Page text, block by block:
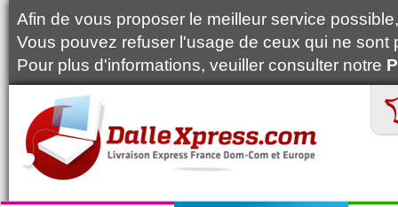
Afin de vous proposer le meilleur service
Vous pouvez refuser l'usage de ceux qui ne
Pour plus d'informations, veuiller consulter notre